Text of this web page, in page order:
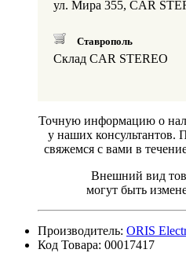
ул. Мира 355, CAR
Ставрополь
Склад CAR STEREO
Точную информацию о
у наших консультантов.
свяжемся с вами в
Внешний вид
могут быть
Производитель: ORIS
Код Товара: 00017417